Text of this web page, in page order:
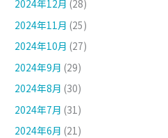
2024年12月 (28)
2024年11月 (25)
2024年10月 (27)
2024年9月 (29)
2024年8月 (30)
2024年7月 (31)
2024年6月 (21)